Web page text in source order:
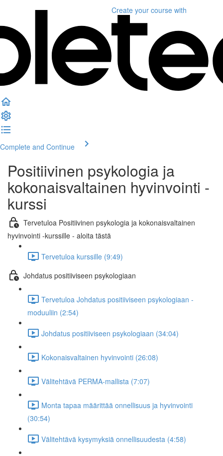
Create your course with
Complete and Continue
Positiivinen psykologia ja
kokonaisvaltainen hyvinvointi -
kurssi
Tervetuloa Positiivinen psykologia ja kokonaisvaltainen
hyvinvointi -kurssille - aloita tästä
Tervetuloa kurssille (9:49)
Johdatus positiiviseen psykologiaan
Tervetuloa Johdatus positiiviseen psykologiaan -
moduuliin (2:54)
Johdatus positiiviseen psykologiaan (34:04)
Kokonaisvaltainen hyvinvointi (26:08)
Välitehtävä PERMA-mallista (7:07)
Monta tapaa määrittää onnellisuus ja hyvinvointi
(30:54)
Välitehtävä kysymyksiä onnellisuudesta (4:58)